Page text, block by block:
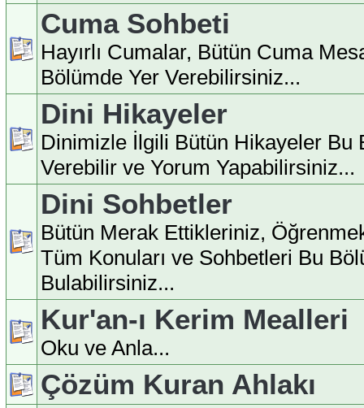
Cuma Sohbeti
Hayırlı Cumalar, Bütün Cuma
Bölümde Yer Verebilirsiniz...
Dini Hikayeler
Dinimizle İlgili Bütün Hikayeler Bu
Verebilir ve Yorum Yapabilirsiniz...
Dini Sohbetler
Bütün Merak Ettikleriniz,
Tüm Konuları ve Sohbetleri Bu
Bulabilirsiniz...
Kur'an-ı Kerim Mealleri
Oku ve Anla...
Çözüm Kuran Ahlakı